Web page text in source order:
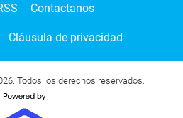
Contactanos
Cláusula de privacidad
Todos los derechos reservados.